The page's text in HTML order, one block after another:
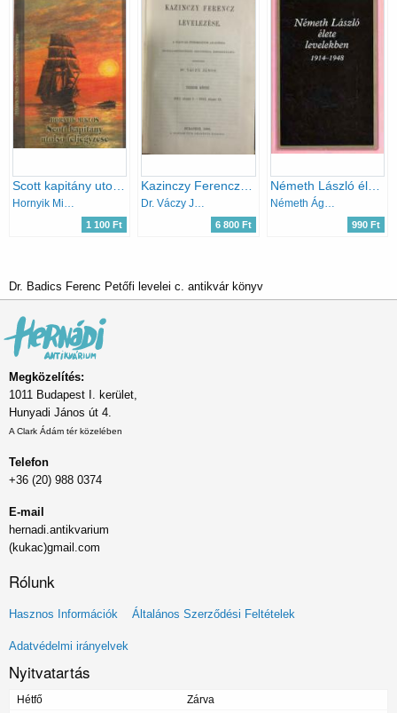
Hornyik Miklós
1 100 Ft
Dr. Váczy János (szerk.)
6 800 Ft
Németh László élete levelekben 1914-1948
Németh Ágnes (Szerk.)
990 Ft
Dr. Badics Ferenc Petőfi levelei c. antikvár könyv
Megközelítés:
1011 Budapest I. kerület,
Hunyadi János út 4.
A Clark Ádám tér közelében
Telefon
+36 (20) 988 0374
E-mail
hernadi.antikvarium
(kukac)gmail.com
Rólunk
Lábléc
menü
Hasznos Információk Általános Szerződési Feltételek
Adatvédelmi irányelvek
Nyitvatartás
Hétfő
Zárva